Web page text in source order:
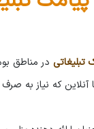
تبلیغاتیدر مناطق
که نیاز به